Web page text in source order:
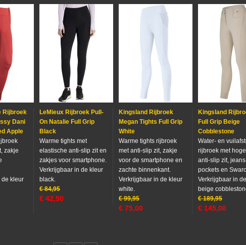
Rijbroek
Dani
Apple
zakje
de kleur
LeMieux Rijbroek Pull-
On Natalie Full Grip
Black
Warme tights met
elastische anti-slip zit en
zakjes voor smartphone.
Verkrijgbaar in de kleur
black.
€ 84,95
€ 42,50
Kingsland Rijbroek
Megan Tights Full Grip
White
Warme tights rijbroek
met anti-slip zit, zakje
voor de smartphone en
zachte binnenkant.
Verkrijgbaar in de kleur
white.
€ 99,95
€ 75,00
Kingsland
Full Grip Beige
Cobblestone
Water- en
rijbroek met
anti-slip zit,
pockets en
Verkrijgbaar in
beige
€ 189,95
€ 145,00